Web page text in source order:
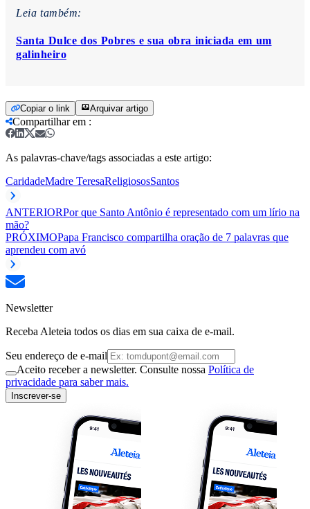
Leia também:
Santa Dulce dos Pobres e sua obra iniciada em um
galinheiro
Copiar o link Arquivar artigo
Compartilhar em :
As palavras-chave/tags associadas a este artigo:
CaridadeMadre TeresaReligiososSantos
ANTERIORPor que Santo Antônio é representado com um lírio na
mão?
PRÓXIMOPapa Francisco compartilha oração de 7 palavras que
aprendeu com avó
Newsletter
Receba Aleteia todos os dias em sua caixa de e-mail.
Seu endereço de e-mail
Aceito receber a newsletter. Consulte nossa Política de
privacidade para saber mais.
Inscrever-se